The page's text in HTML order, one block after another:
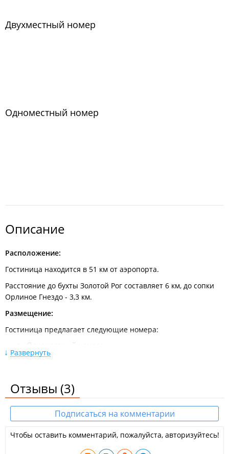
Двухместный номер
Одноместный номер
Описание
Расположение:
Гостиница находится в 51 км от аэропорта.
Расстояние до бухты Золотой Рог составляет 6 км, до сопки
Орлиное Гнездо - 3,3 км.
Размещение:
Гостиница предлагает следующие номера:
Одноместный номер;
косметические принадлежности, биде, сейф, кондиционер,
холодильник, кабельные каналы, ковровое покрытие,
телевизор с плоским экраном, электрический чайник,
вешалка для одежды.
Двухместный номер;
Развернуть
Отзывы (3)
Подписаться на комментарии
Чтобы оставить комментарий, пожалуйста, авторизуйтесь!